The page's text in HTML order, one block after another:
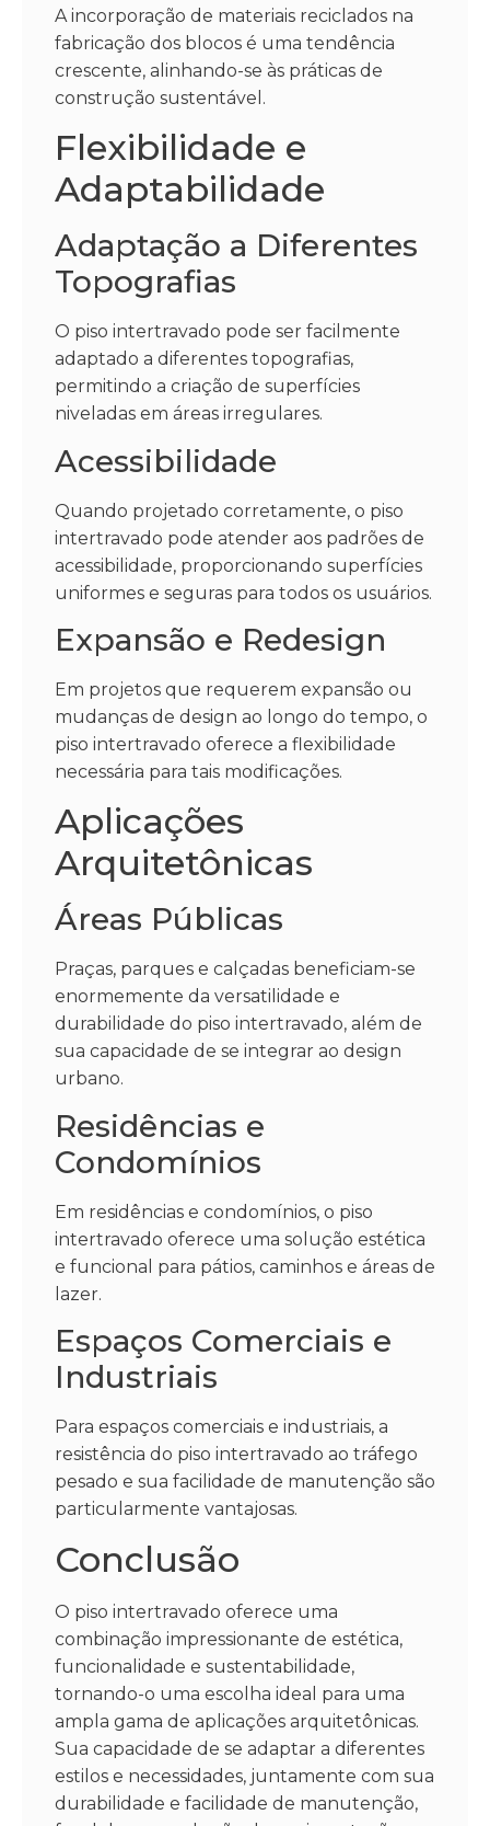
A incorporação de materiais reciclados na
fabricação dos blocos é uma tendência
crescente, alinhando-se às práticas de
construção sustentável.
Flexibilidade e
Adaptabilidade
Adaptação a Diferentes
Topografias
O piso intertravado pode ser facilmente
adaptado a diferentes topografias,
permitindo a criação de superfícies
niveladas em áreas irregulares.
Acessibilidade
Quando projetado corretamente, o piso
intertravado pode atender aos padrões de
acessibilidade, proporcionando superfícies
uniformes e seguras para todos os usuários.
Expansão e Redesign
Em projetos que requerem expansão ou
mudanças de design ao longo do tempo, o
piso intertravado oferece a flexibilidade
necessária para tais modificações.
Aplicações
Arquitetônicas
Áreas Públicas
Praças, parques e calçadas beneficiam-se
enormemente da versatilidade e
durabilidade do piso intertravado, além de
sua capacidade de se integrar ao design
urbano.
Residências e
Condomínios
Em residências e condomínios, o piso
intertravado oferece uma solução estética
e funcional para pátios, caminhos e áreas de
lazer.
Espaços Comerciais e
Industriais
Para espaços comerciais e industriais, a
resistência do piso intertravado ao tráfego
pesado e sua facilidade de manutenção são
particularmente vantajosas.
Conclusão
O piso intertravado oferece uma
combinação impressionante de estética,
funcionalidade e sustentabilidade,
tornando-o uma escolha ideal para uma
ampla gama de aplicações arquitetônicas.
Sua capacidade de se adaptar a diferentes
estilos e necessidades, juntamente com sua
durabilidade e facilidade de manutenção,